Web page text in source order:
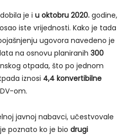
je i u oktobru 2020. godine,
iste vrijednosti. Kako je tada
ugovora navedeno je
na osnovu planiranih 300
otpada, što po jednom
iznosi 4,4 konvertibilne
om.
javnoj nabavci, učestvovale
poznato ko je bio drugi